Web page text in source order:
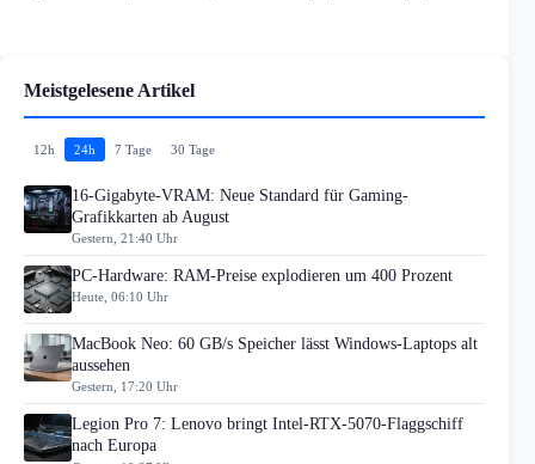
Meistgelesene Artikel
12h 24h 7 Tage 30 Tage
16-Gigabyte-VRAM: Neue Standard für Gaming-
Grafikkarten ab August
Gestern, 21:40 Uhr
PC-Hardware: RAM-Preise explodieren um 400 Prozent
Heute, 06:10 Uhr
MacBook Neo: 60 GB/s Speicher lässt Windows-Laptops alt
aussehen
Gestern, 17:20 Uhr
Legion Pro 7: Lenovo bringt Intel-RTX-5070-Flaggschiff
nach Europa